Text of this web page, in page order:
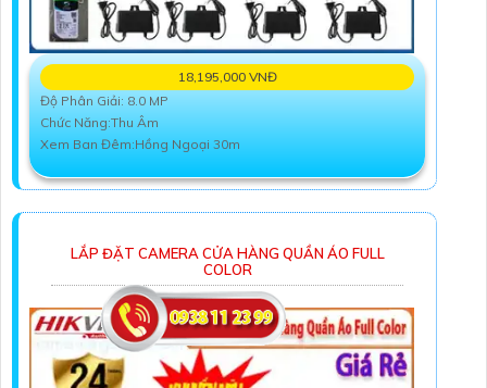
18,195,000 VNĐ
Độ Phân Giải: 8.0 MP
Chức Năng:Thu Âm
Xem Ban Đêm:Hồng Ngoại 30m
LẮP ĐẶT CAMERA CỬA HÀNG QUẦN ÁO FULL
COLOR